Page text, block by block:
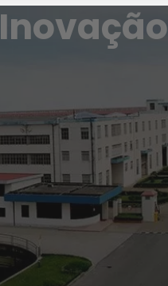
Inovação